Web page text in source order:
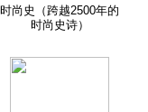
时尚史（跨越2500年的
时尚史诗）